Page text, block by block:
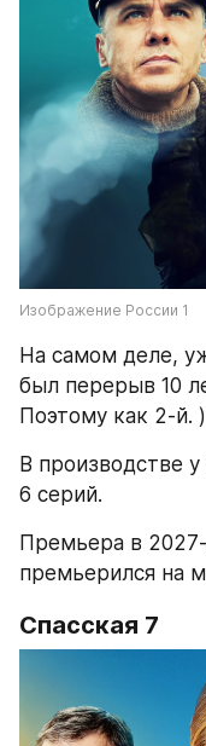
Изображение России 1
На самом деле,
был перерыв 10
Поэтому как 2-й. )
В производстве
6 серий.
Премьера в
премьерился на
Спасская 7